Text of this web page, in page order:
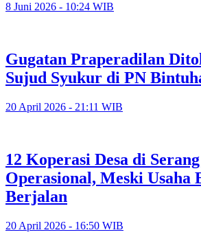
8 Juni 2026 - 10:24 WIB
Gugatan Praperadilan
Sujud Syukur di PN
20 April 2026 - 21:11 WIB
12 Koperasi Desa di
Operasional, Meski Usaha
Berjalan
20 April 2026 - 16:50 WIB